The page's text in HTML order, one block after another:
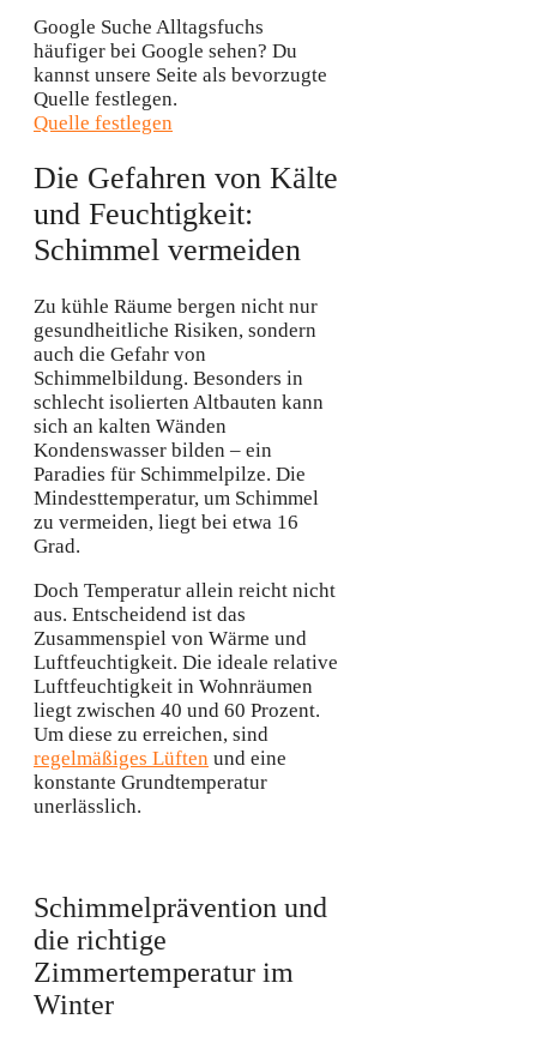
Google Suche Alltagsfuchs
häufiger bei Google sehen? Du
kannst unsere Seite als bevorzugte
Quelle festlegen.
Quelle festlegen
Die Gefahren von Kälte
und Feuchtigkeit:
Schimmel vermeiden
Zu kühle Räume bergen nicht nur
gesundheitliche Risiken, sondern
auch die Gefahr von
Schimmelbildung. Besonders in
schlecht isolierten Altbauten kann
sich an kalten Wänden
Kondenswasser bilden – ein
Paradies für Schimmelpilze. Die
Mindesttemperatur, um Schimmel
zu vermeiden, liegt bei etwa 16
Grad.
Doch Temperatur allein reicht nicht
aus. Entscheidend ist das
Zusammenspiel von Wärme und
Luftfeuchtigkeit. Die ideale relative
Luftfeuchtigkeit in Wohnräumen
liegt zwischen 40 und 60 Prozent.
Um diese zu erreichen, sind
regelmäßiges Lüften und eine
konstante Grundtemperatur
unerlässlich.
Schimmelprävention und
die richtige
Zimmertemperatur im
Winter